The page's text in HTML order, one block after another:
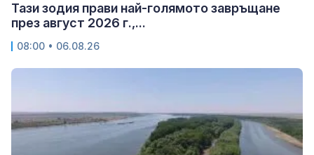
Тази зодия прави най-голямото завръщане
през август 2026 г.,...
08:00 • 06.08.26